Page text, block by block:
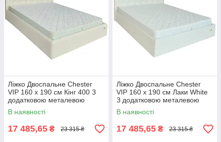
Ліжко Двоспальне Chester
VIP 160 х 190 см Кінг 400 З
додатковою металевою
цільнозварною рамою C1
Білий
В наявності
17 485,65 ₴ 23 315 ₴
Ліжко Двоспальне Chester
VIP 160 х 190 см Лаки White
З додатковою металевою
цільнозварною рамою Білий
В наявності
17 485,65 ₴ 23 315 ₴